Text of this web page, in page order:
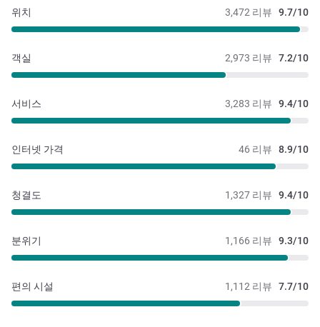
3,472 리뷰 9.7/10
위치
2,973 리뷰 7.2/10
객실
3,283 리뷰 9.4/10
서비스
46 리뷰 8.9/10
인터넷 가격
1,327 리뷰 9.4/10
청결도
1,166 리뷰 9.3/10
분위기
1,112 리뷰 7.7/10
편의 시설